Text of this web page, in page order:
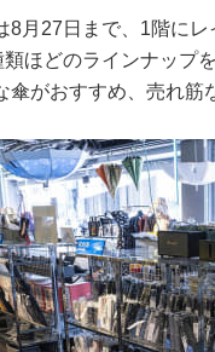
8月27日まで、1階に
類ほどのラインナップ
傘がおすすめ、売れ筋